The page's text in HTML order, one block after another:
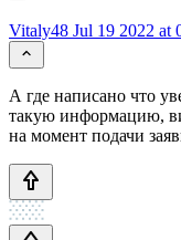
Vitaly48 Jul 19 2022 at
А где написано что
такую информацию,
на момент подачи